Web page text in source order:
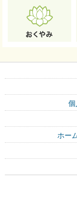
個
ホー